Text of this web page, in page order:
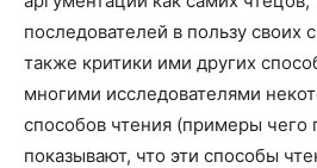
последователей в пользу своих
также критики ими других
многими исследователями
способов чтения (примеры чего
показывают, что эти способы